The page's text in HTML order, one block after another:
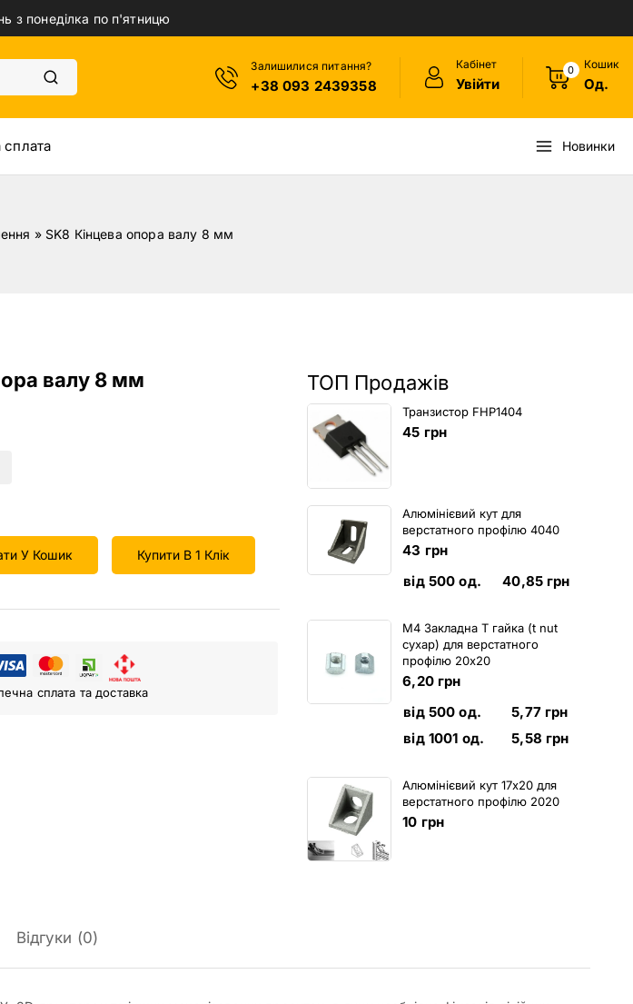
з понеділка по п'ятницю
Залишилися питання?
+38 093 2439358
Кабінет
Увійти
0 Кошик
Од.
сплата Новинки
» SK8 Кінцева опора валу 8 мм
ТОП Продажів
Транзистор FHP1404
45 грн
Алюмінієвий кут для
верстатного профілю 4040
43 грн
від 500 од.
40,85 грн
M4 Закладна Т гайка (t nut
сухар) для верстатного
профілю 20х20
6,20 грн
від 500 од.
5,77 грн
від 1001 од.
5,58 грн
Алюмінієвий кут 17х20 для
верстатного профілю 2020
10 грн
валу 8 мм
У Кошик Купити В 1 Клік
сплата та доставка
Відгуки (0)